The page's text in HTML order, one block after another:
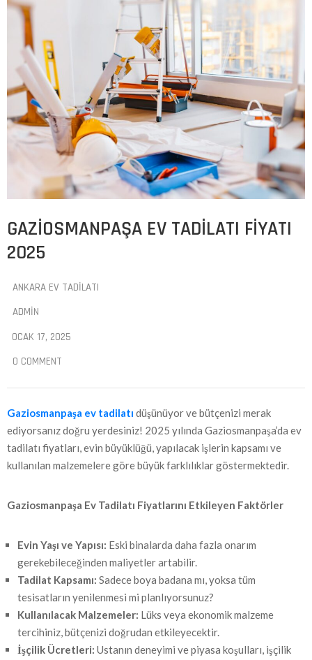
GAZIOSMANPAŞA EV TADILATI FIYATI
2025
ANKARA EV TADILATI
ADMIN
OCAK 17, 2025
0 COMMENT
Gaziosmanpaşa ev tadilatı düşünüyor ve bütçenizi merak
ediyorsanız doğru yerdesiniz! 2025 yılında Gaziosmanpaşa’da ev
tadilatı fiyatları, evin büyüklüğü, yapılacak işlerin kapsamı ve
kullanılan malzemelere göre büyük farklılıklar göstermektedir.
Gaziosmanpaşa Ev Tadilatı Fiyatlarını Etkileyen Faktörler
Evin Yaşı ve Yapısı: Eski binalarda daha fazla onarım
gerekebileceğinden maliyetler artabilir.
Tadilat Kapsamı: Sadece boya badana mı, yoksa tüm
tesisatların yenilenmesi mi planlıyorsunuz?
Kullanılacak Malzemeler: Lüks veya ekonomik malzeme
tercihiniz, bütçenizi doğrudan etkileyecektir.
İşçilik Ücretleri: Ustanın deneyimi ve piyasa koşulları, işçilik